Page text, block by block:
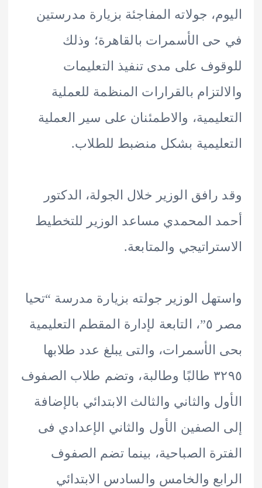
جولاته المفاجئة بزيارة مدرستين
الأسمرات بالقاهرة؛ وذلك
على مدى تنفيذ التعليمات
بالقرارات المنظمة للعملية
والاطمئنان على سير العملية
بشكل منضبط للطلاب.
الوزير خلال الجولة، الدكتور
المحمدي مساعد الوزير للتخطيط
والمتابعة.
الوزير جولته بزيارة مدرسة “تحيا
مصر ٥”، التابعة لإدارة المقطم التعليمية
والتى يبلغ عدد طلابها
٣٢٩٥ طالبًا وطالبة، وتضم طلاب الصفوف
والثاني والثالث الابتدائي بالإضافة
الأول والثاني الإعدادي فى
الصباحية، بينما تضم الصفوف
والخامس والسادس الابتدائي